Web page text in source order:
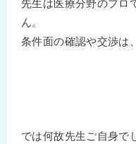
先生は医療分野のプロ
ん。
条件面の確認や交渉は
では何故先生ご自身で